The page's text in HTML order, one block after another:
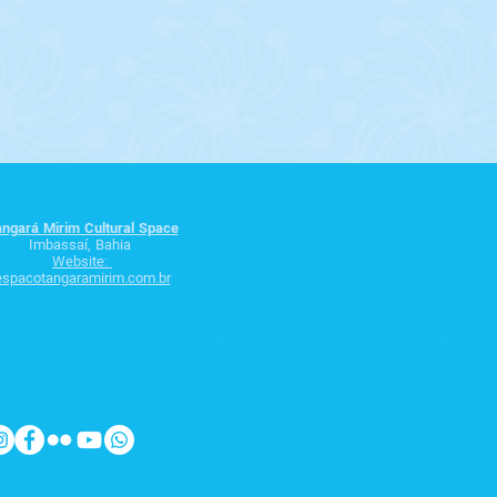
Mirim Cultural Space
Imbassaí, Bahia
Website: